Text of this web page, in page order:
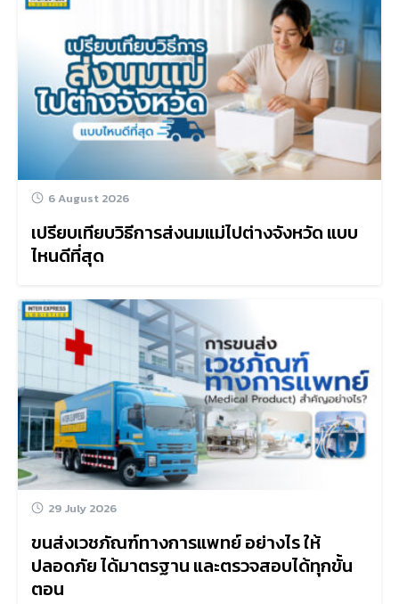
6 August 2026
เปรียบเทียบวิธีการส่งนมแม่ไปต่างจังหวัด แบบ
ไหนดีที่สุด
29 July 2026
ขนส่งเวชภัณฑ์ทางการแพทย์ อย่างไร ให้
ปลอดภัย ได้มาตรฐาน และตรวจสอบได้ทุกขั้น
ตอน